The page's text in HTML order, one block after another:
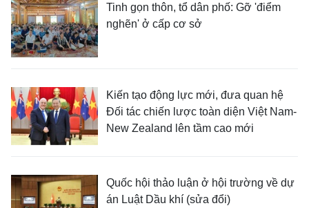
Tinh gọn thôn, tổ dân phố: Gỡ 'điểm
nghẽn' ở cấp cơ sở
Kiến tạo động lực mới, đưa quan hệ
Đối tác chiến lược toàn diện Việt Nam-
New Zealand lên tầm cao mới
Quốc hội thảo luận ở hội trường về dự
án Luật Dầu khí (sửa đổi)